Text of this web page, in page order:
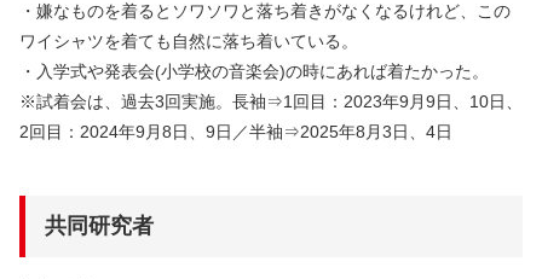
・嫌なものを着るとソワソワと落ち着きがなくなるけれど、この
ワイシャツを着ても自然に落ち着いている。
・入学式や発表会(小学校の音楽会)の時にあれば着たかった。
※試着会は、過去3回実施。長袖⇒1回目：2023年9月9日、10日、
2回目：2024年9月8日、9日／半袖⇒2025年8月3日、4日
共同研究者